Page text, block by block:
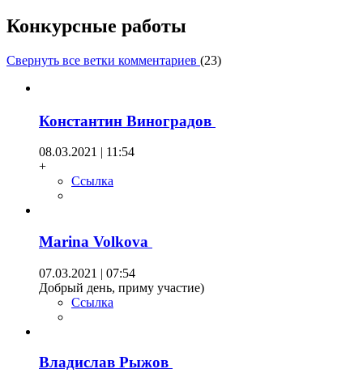
Конкурсные работы
Свернуть все ветки комментариев (23)
Константин Виноградов
08.03.2021 | 11:54
+
Ссылка
Marina Volkova
07.03.2021 | 07:54
Добрый день, приму участие)
Ссылка
Владислав Рыжов